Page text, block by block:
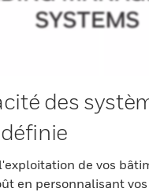
des
de vos
en personnalisant